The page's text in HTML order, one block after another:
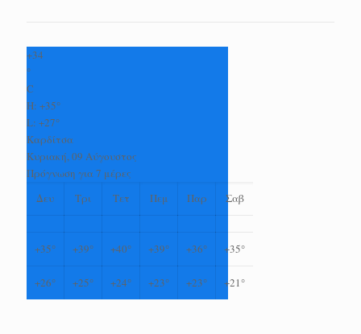
+34
°
C
H: +35°
L: +27°
Καρδίτσα
Κυριακή, 09 Αύγουστος
Πρόγνωση για 7 μέρες
Δευ
Τρι Τετ Πεμ Παρ Σαβ
+35° +39° +40° +39° +36° +35°
+26° +25° +24° +23° +23° +21°